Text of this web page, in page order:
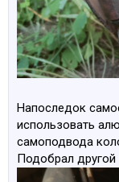
Напоследок
использовать
самоподвода
Подобрал другой